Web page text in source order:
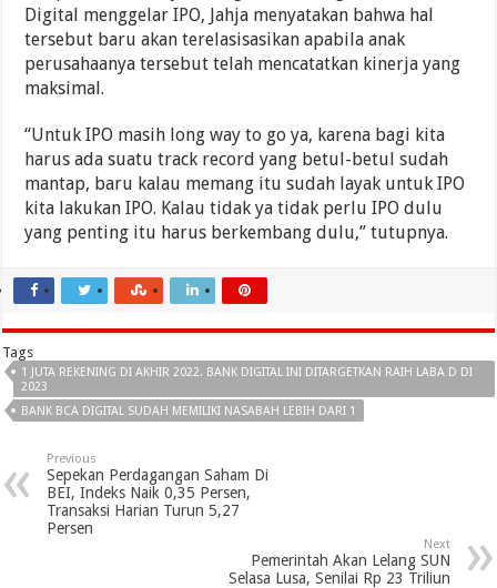
Digital menggelar IPO, Jahja menyatakan bahwa hal
tersebut baru akan terelasisasikan apabila anak
perusahaanya tersebut telah mencatatkan kinerja yang
maksimal.
“Untuk IPO masih long way to go ya, karena bagi kita
harus ada suatu track record yang betul-betul sudah
mantap, baru kalau memang itu sudah layak untuk IPO
kita lakukan IPO. Kalau tidak ya tidak perlu IPO dulu
yang penting itu harus berkembang dulu,” tutupnya.
Tags
1 JUTA REKENING DI AKHIR 2022. BANK DIGITAL INI DITARGETKAN RAIH LABA D DI
2023
BANK BCA DIGITAL SUDAH MEMILIKI NASABAH LEBIH DARI 1
Previous
Sepekan Perdagangan Saham Di
BEI, Indeks Naik 0,35 Persen,
Transaksi Harian Turun 5,27
Persen
Next
Pemerintah Akan Lelang SUN
Selasa Lusa, Senilai Rp 23 Triliun